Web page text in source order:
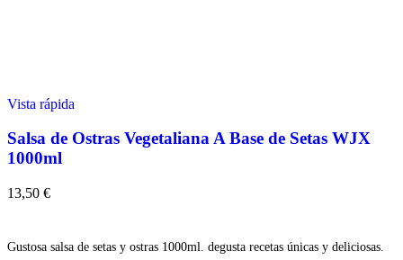
Vista rápida
Salsa de Ostras Vegetaliana A Base de Setas WJX
1000ml
13,50 €
Gustosa salsa de setas y ostras 1000ml. degusta recetas únicas y deliciosas.